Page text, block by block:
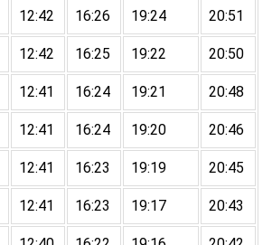
12:42 16:26 19:24 20:51
12:42 16:25 19:22 20:50
12:41 16:24 19:21 20:48
12:41 16:24 19:20 20:46
12:41 16:23 19:19 20:45
12:41 16:23 19:17 20:43